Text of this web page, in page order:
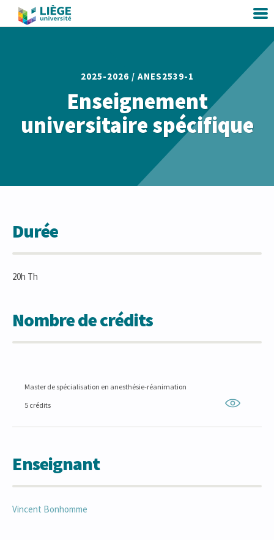
2025-2026 / ANES2539-1
Enseignement
universitaire spécifique
Durée
20h Th
Nombre de crédits
Master de spécialisation en anesthésie-réanimation
5 crédits
Enseignant
Vincent Bonhomme